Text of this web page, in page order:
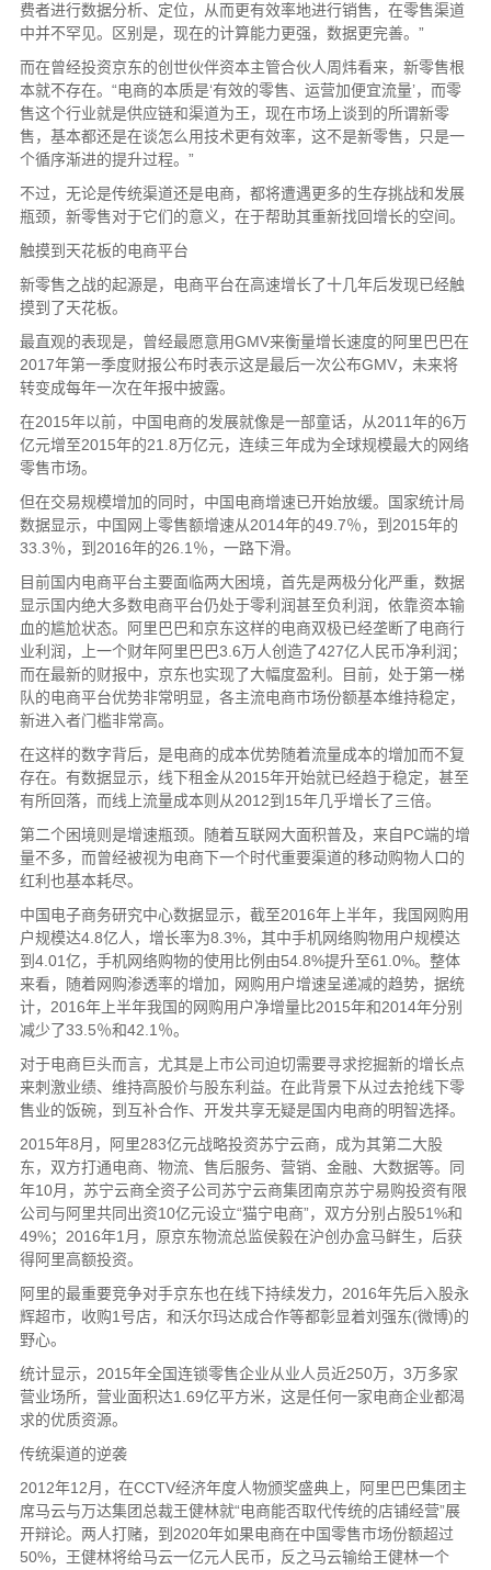
费者进行数据分析、定位，从而更有效率地进行销售，在零售渠道
中并不罕见。区别是，现在的计算能力更强，数据更完善。”
而在曾经投资京东的创世伙伴资本主管合伙人周炜看来，新零售根
本就不存在。“电商的本质是‘有效的零售、运营加便宜流量’，而零
售这个行业就是供应链和渠道为王，现在市场上谈到的所谓新零
售，基本都还是在谈怎么用技术更有效率，这不是新零售，只是一
个循序渐进的提升过程。”
不过，无论是传统渠道还是电商，都将遭遇更多的生存挑战和发展
瓶颈，新零售对于它们的意义，在于帮助其重新找回增长的空间。
触摸到天花板的电商平台
新零售之战的起源是，电商平台在高速增长了十几年后发现已经触
摸到了天花板。
最直观的表现是，曾经最愿意用GMV来衡量增长速度的阿里巴巴在
2017年第一季度财报公布时表示这是最后一次公布GMV，未来将
转变成每年一次在年报中披露。
在2015年以前，中国电商的发展就像是一部童话，从2011年的6万
亿元增至2015年的21.8万亿元，连续三年成为全球规模最大的网络
零售市场。
但在交易规模增加的同时，中国电商增速已开始放缓。国家统计局
数据显示，中国网上零售额增速从2014年的49.7％，到2015年的
33.3％，到2016年的26.1％，一路下滑。
目前国内电商平台主要面临两大困境，首先是两极分化严重，数据
显示国内绝大多数电商平台仍处于零利润甚至负利润，依靠资本输
血的尴尬状态。阿里巴巴和京东这样的电商双极已经垄断了电商行
业利润，上一个财年阿里巴巴3.6万人创造了427亿人民币净利润；
而在最新的财报中，京东也实现了大幅度盈利。目前，处于第一梯
队的电商平台优势非常明显，各主流电商市场份额基本维持稳定，
新进入者门槛非常高。
在这样的数字背后，是电商的成本优势随着流量成本的增加而不复
存在。有数据显示，线下租金从2015年开始就已经趋于稳定，甚至
有所回落，而线上流量成本则从2012到15年几乎增长了三倍。
第二个困境则是增速瓶颈。随着互联网大面积普及，来自PC端的增
量不多，而曾经被视为电商下一个时代重要渠道的移动购物人口的
红利也基本耗尽。
中国电子商务研究中心数据显示，截至2016年上半年，我国网购用
户规模达4.8亿人，增长率为8.3%，其中手机网络购物用户规模达
到4.01亿，手机网络购物的使用比例由54.8%提升至61.0%。整体
来看，随着网购渗透率的增加，网购用户增速呈递减的趋势，据统
计，2016年上半年我国的网购用户净增量比2015年和2014年分别
减少了33.5％和42.1％。
对于电商巨头而言，尤其是上市公司迫切需要寻求挖掘新的增长点
来刺激业绩、维持高股价与股东利益。在此背景下从过去抢线下零
售业的饭碗，到互补合作、开发共享无疑是国内电商的明智选择。
2015年8月，阿里283亿元战略投资苏宁云商，成为其第二大股
东，双方打通电商、物流、售后服务、营销、金融、大数据等。同
年10月，苏宁云商全资子公司苏宁云商集团南京苏宁易购投资有限
公司与阿里共同出资10亿元设立“猫宁电商”，双方分别占股51%和
49%；2016年1月，原京东物流总监侯毅在沪创办盒马鲜生，后获
得阿里高额投资。
阿里的最重要竞争对手京东也在线下持续发力，2016年先后入股永
辉超市，收购1号店，和沃尔玛达成合作等都彰显着刘强东(微博)的
野心。
统计显示，2015年全国连锁零售企业从业人员近250万，3万多家
营业场所，营业面积达1.69亿平方米，这是任何一家电商企业都渴
求的优质资源。
传统渠道的逆袭
2012年12月，在CCTV经济年度人物颁奖盛典上，阿里巴巴集团主
席马云与万达集团总裁王健林就“电商能否取代传统的店铺经营”展
开辩论。两人打赌，到2020年如果电商在中国零售市场份额超过
50%，王健林将给马云一亿元人民币，反之马云输给王健林一个